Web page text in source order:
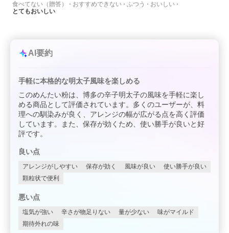
食べてない（贈答）
おすすめできない ふつう
おいしい
とてもおいしい
AI要約
手軽に本格的な明太子風味を楽しめる
このめんたい粉は、博多の辛子明太子の風味を手軽に楽し
める商品として評価されています。多くのユーザーが、料
理への馴染みが良く、アレンジの幅が広がる点を高く評価
しています。また、保存が効くため、使い勝手が良いと好
評です。
良い点
アレンジがしやすい 保存が効く 風味が良い
使い勝手が良い
顆粒状で便利
悪い点
塩気が強い 辛さが物足りない 量が少ない
味がマイルド
期待外れの味